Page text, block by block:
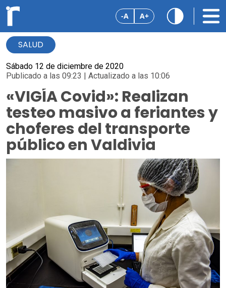
-A A+
SALUD
Sábado 12 de diciembre de 2020
Publicado a las 09:23 | Actualizado a las 10:06
«VIGÍA Covid»: Realizan
testeo masivo a feriantes y
choferes del transporte
público en Valdivia